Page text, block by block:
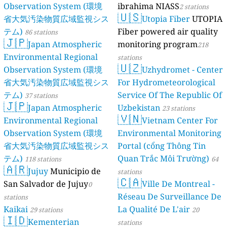
Observation System (環境
省大気汚染物質広域監視シス
テム) 86 stations
🇯🇵Japan Atmospheric
Environmental Regional
Observation System (環境
省大気汚染物質広域監視シス
テム) 37 stations
🇯🇵Japan Atmospheric
Environmental Regional
Observation System (環境
省大気汚染物質広域監視シス
テム) 118 stations
🇦🇷Jujuy Municipio de
San Salvador de Jujuy0
stations
Kaikai 29 stations
🇮🇩Kementerian
ibrahima NIASS2 stations
🇺🇸Utopia FiberUTOPIA
Fiber powered air quality
monitoring program218
stations
🇺🇿Uzhydromet - Center
For Hydrometeorological
Service Of The Republic Of
Uzbekistan 23 stations
🇻🇳Vietnam Center For
Environmental Monitoring
Portal (cổng Thông Tin
Quan Trắc Môi Trường) 64
stations
🇨🇦Ville De Montreal -
Réseau De Surveillance De
La Qualité De L'air 20
stations